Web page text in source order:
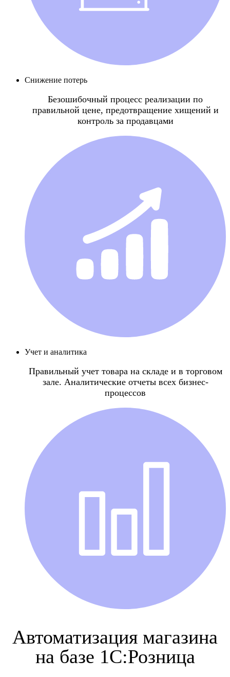
Снижение потерь
Безошибочный процесс реализации по
правильной цене, предотвращение хищений и
контроль за продавцами
Учет и аналитика
Правильный учет товара на складе и в торговом
зале. Аналитические отчеты всех бизнес-
процессов
Автоматизация магазина
на базе 1С:Розница